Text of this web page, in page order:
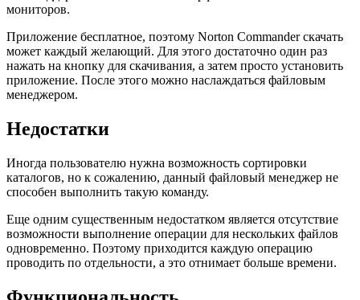
мониторов.
Приложение бесплатное, поэтому Norton Commander скачать
может каждый желающий. Для этого достаточно один раз
нажать на кнопку для скачивания, а затем просто установить
приложение. После этого можно наслаждаться файловым
менеджером.
Недостатки
Иногда пользователю нужна возможность сортировки
каталогов, но к сожалению, данный файловый менеджер не
способен выполнить такую команду.
Еще одним существенным недостатком является отсутствие
возможности выполнение операции для нескольких файлов
одновременно. Поэтому приходится каждую операцию
проводить по отдельности, а это отнимает больше времени.